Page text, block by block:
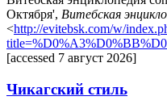
Октября', Витебская
<http://evitebsk.com/w/
[accessed 7 август 2026]
Чикагский стиль